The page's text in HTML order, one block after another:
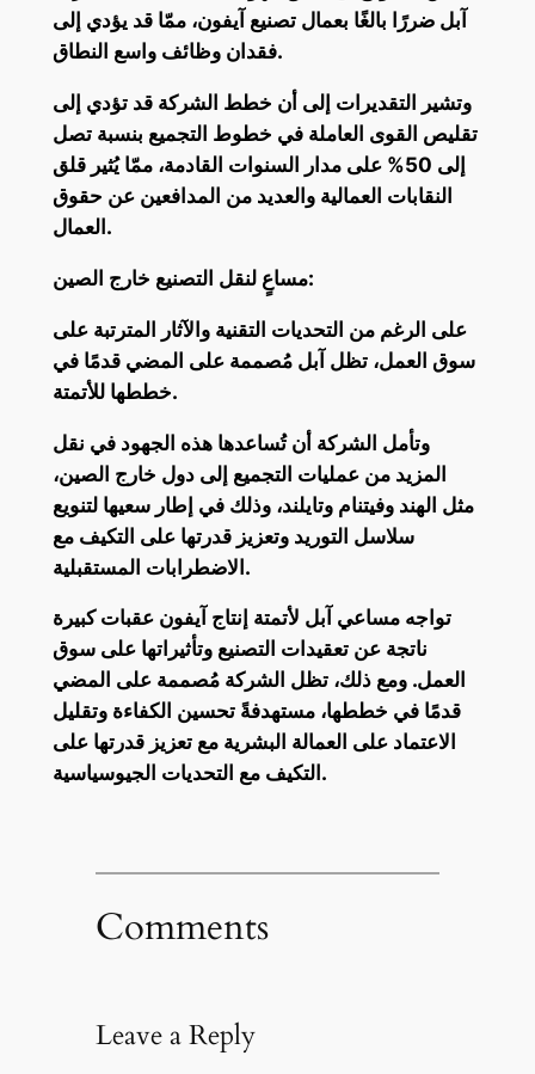
آبل ضررًا بالغًا بعمال تصنيع آيفون، ممّا قد يؤدي إلى
فقدان وظائف واسع النطاق.
وتشير التقديرات إلى أن خطط الشركة قد تؤدي إلى
تقليص القوى العاملة في خطوط التجميع بنسبة تصل
إلى 50% على مدار السنوات القادمة، ممّا يُثير قلق
النقابات العمالية والعديد من المدافعين عن حقوق
العمال.
مساعٍ لنقل التصنيع خارج الصين:
على الرغم من التحديات التقنية والآثار المترتبة على
سوق العمل، تظل آبل مُصممة على المضي قدمًا في
خططها للأتمتة.
وتأمل الشركة أن تُساعدها هذه الجهود في نقل
المزيد من عمليات التجميع إلى دول خارج الصين،
مثل الهند وفيتنام وتايلند، وذلك في إطار سعيها لتنويع
سلاسل التوريد وتعزيز قدرتها على التكيف مع
الاضطرابات المستقبلية.
تواجه مساعي آبل لأتمتة إنتاج آيفون عقبات كبيرة
ناتجة عن تعقيدات التصنيع وتأثيراتها على سوق
العمل. ومع ذلك، تظل الشركة مُصممة على المضي
قدمًا في خططها، مستهدفةً تحسين الكفاءة وتقليل
الاعتماد على العمالة البشرية مع تعزيز قدرتها على
التكيف مع التحديات الجيوسياسية.
Comments
Leave a Reply